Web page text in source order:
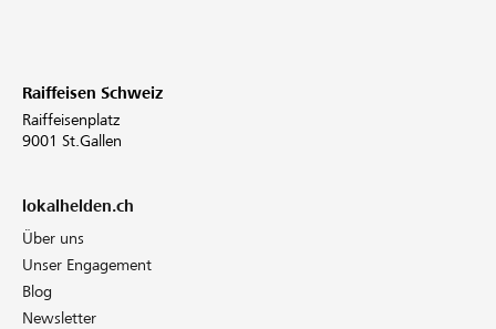
Raiffeisen Schweiz
Raiffeisenplatz
9001 St.Gallen
lokalhelden.ch
Über uns
Unser Engagement
Blog
Newsletter